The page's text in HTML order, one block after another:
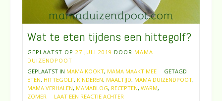
Wat te eten tijdens een hittegolf?
GEPLAATST OP 27 JULI 2019 DOOR MAMA
DUIZENDPOOT
GEPLAATST IN MAMA KOOKT, MAMA MAAKT MEE
GETAGD
ETEN, HITTEGOLF, KINDEREN, MAALTIJD, MAMA DUIZENDPOOT,
MAMA VERHALEN, MAMABLOG, RECEPTEN, WARM,
ZOMER
LAAT EEN REACTIE ACHTER